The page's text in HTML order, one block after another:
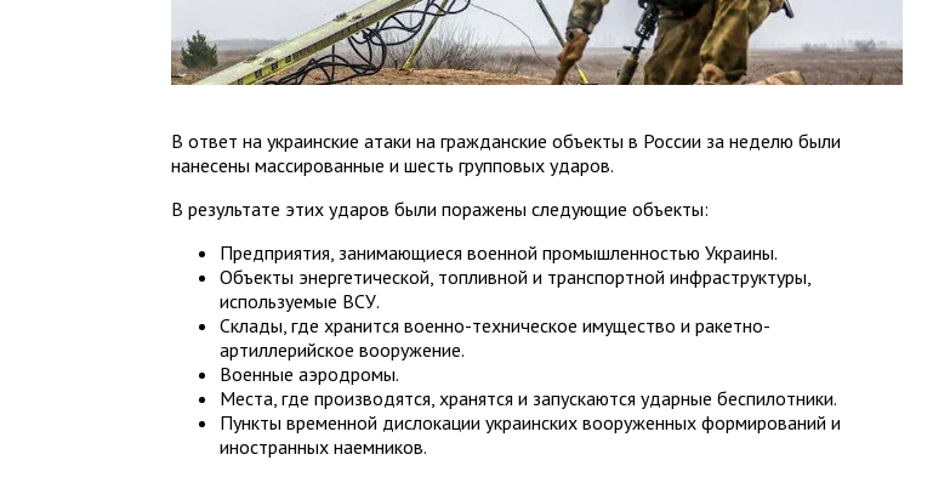
В ответ на украинские атаки на гражданские объекты в России за неделю были
нанесены массированные и шесть групповых ударов.
В результате этих ударов были поражены следующие объекты:
Предприятия, занимающиеся военной промышленностью Украины.
Объекты энергетической, топливной и транспортной инфраструктуры,
используемые ВСУ.
Склады, где хранится военно-техническое имущество и ракетно-
артиллерийское вооружение.
Военные аэродромы.
Места, где производятся, хранятся и запускаются ударные беспилотники.
Пункты временной дислокации украинских вооруженных формирований и
иностранных наемников.